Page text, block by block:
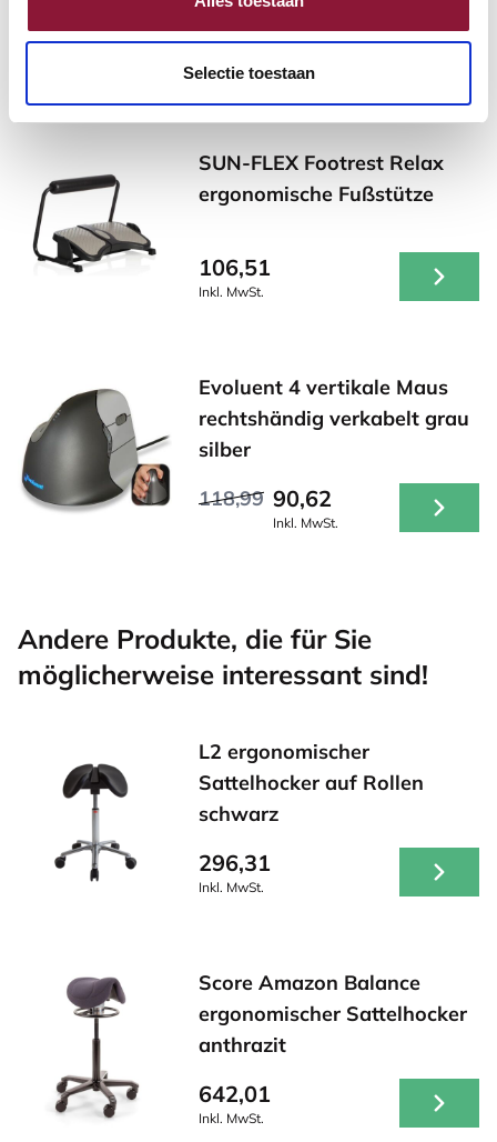
Selectie toestaan
105,32
Inkl. MwSt.
SUN-FLEX Footrest Relax
ergonomische Fußstütze
106,51
Inkl. MwSt.
Evoluent 4 vertikale Maus
rechtshändig verkabelt grau
silber
118,99 90,62
Inkl. MwSt.
Andere Produkte, die für Sie
möglicherweise interessant sind!
L2 ergonomischer
Sattelhocker auf Rollen
schwarz
296,31
Inkl. MwSt.
Score Amazon Balance
ergonomischer Sattelhocker
anthrazit
642,01
Inkl. MwSt.